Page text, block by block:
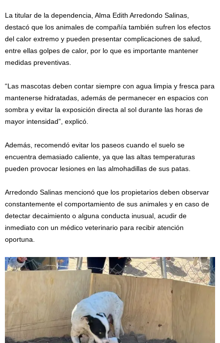
La titular de la dependencia, Alma Edith Arredondo Salinas,
destacó que los animales de compañía también sufren los efectos
del calor extremo y pueden presentar complicaciones de salud,
entre ellas golpes de calor, por lo que es importante mantener
medidas preventivas.
“Las mascotas deben contar siempre con agua limpia y fresca para
mantenerse hidratadas, además de permanecer en espacios con
sombra y evitar la exposición directa al sol durante las horas de
mayor intensidad”, explicó.
Además, recomendó evitar los paseos cuando el suelo se
encuentra demasiado caliente, ya que las altas temperaturas
pueden provocar lesiones en las almohadillas de sus patas.
Arredondo Salinas mencionó que los propietarios deben observar
constantemente el comportamiento de sus animales y en caso de
detectar decaimiento o alguna conducta inusual, acudir de
inmediato con un médico veterinario para recibir atención
oportuna.